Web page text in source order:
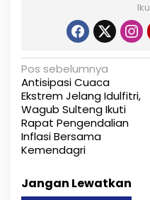
N
a
v
i
a
Pos sebelumnya
Antisipasi Cuaca
Ekstrem Jelang Idulfitri,
Wagub Sulteng Ikuti
Rapat Pengendalian
Inflasi Bersama
Kemendagri
Jangan Lewatkan